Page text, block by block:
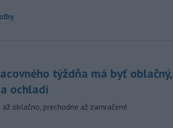
týždňa má byť oblačný,
ochladí
oblačno, prechodne až zamračené.